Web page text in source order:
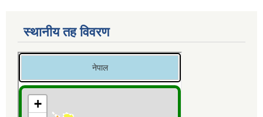
स्थानीय तह विवरण